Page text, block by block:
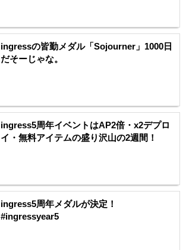
ingressの皆勤メダル「Sojourner」1000日
だそーじゃな。
ingress5周年イベントはAP2倍・x2デプロ
イ・無料アイテムの盛り沢山の2週間！
ingress5周年メダルが決定！
#ingressyear5